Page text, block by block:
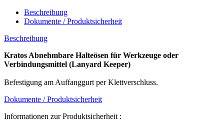
Beschreibung
Dokumente / Produktsicherheit
Beschreibung
Kratos Abnehmbare Halteösen für Werkzeuge oder
Verbindungsmittel (Lanyard Keeper)
Befestigung am Auffanggurt per Klettverschluss.
Dokumente / Produktsicherheit
Informationen zur Produktsicherheit :